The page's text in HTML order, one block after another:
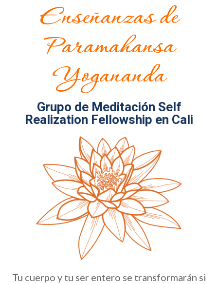
Enseñanzas de
Paramahansa
Yogananda
Grupo de Meditación Self
Realization Fellowship en Cali
Tu cuerpo y tu ser entero se transformarán si